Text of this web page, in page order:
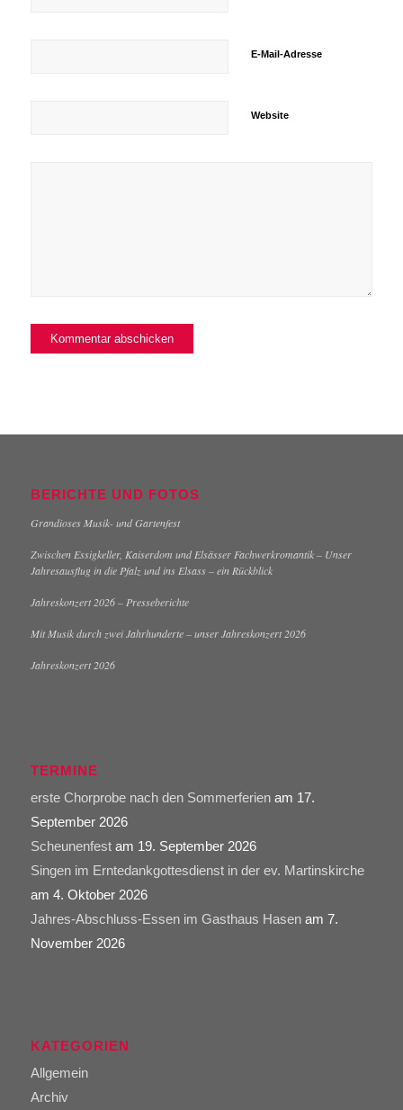
E-Mail-Adresse
Website
BERICHTE UND FOTOS
Grandioses Musik- und Gartenfest
Zwischen Essigkeller, Kaiserdom und Elsässer Fachwerkromantik – Unser
Jahresausflug in die Pfalz und ins Elsass – ein Rückblick
Jahreskonzert 2026 – Presseberichte
Mit Musik durch zwei Jahrhunderte – unser Jahreskonzert 2026
Jahreskonzert 2026
TERMINE
erste Chorprobe nach den Sommerferienam 17.
September 2026
Scheunenfestam 19. September 2026
Singen im Erntedankgottesdienst in der ev. Martinskirche
am 4. Oktober 2026
Jahres-Abschluss-Essen im Gasthaus Hasenam 7.
November 2026
KATEGORIEN
Allgemein
Archiv